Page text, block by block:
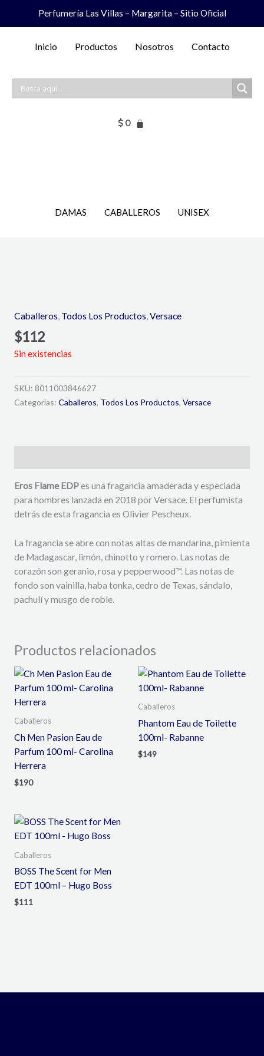
Perfumería Las Villas – Margarita – Sitio Oficial
Inicio Productos Nosotros Contacto
$ 0
DAMAS CABALLEROS UNISEX
Caballeros Todos Los Productos Versace
$112
Sin existencias
SKU: 8011003846627
Categorías: Caballeros, Todos Los Productos, Versace
Eros Flame EDPes una fragancia amaderada y especiada
para hombres lanzada en 2018 por Versace. El perfumista
detrás de esta fragancia es Olivier Pescheux.
La fragancia se abre con notas altas de mandarina, pimienta
de Madagascar, limón, chinotto y romero. Las notas de
corazón son geranio, rosa y pepperwood™. Las notas de
fondo son vainilla, haba tonka, cedro de Texas, sándalo,
pachulí y musgo de roble.
Productos relacionados
Caballeros
Ch Men Pasion Eau de
Parfum 100 ml- Carolina
Herrera
$190
Caballeros
Phantom Eau de Toilette
100ml- Rabanne
$149
Caballeros
BOSS The Scent for Men
EDT 100ml – Hugo Boss
$111